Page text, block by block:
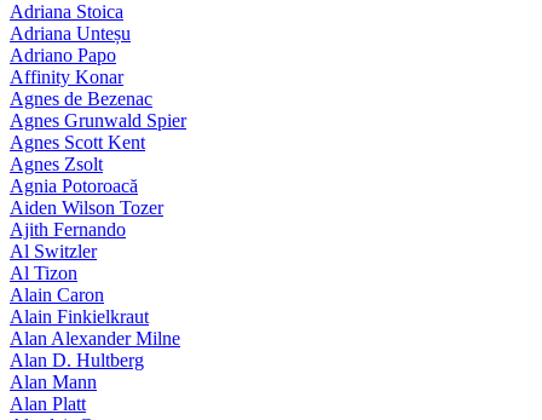
Adriana Stoica
Adriana Unteșu
Adriano Papo
Affinity Konar
Agnes de Bezenac
Agnes Grunwald Spier
Agnes Scott Kent
Agnes Zsolt
Agnia Potoroacă
Aiden Wilson Tozer
Ajith Fernando
Al Switzler
Al Tizon
Alain Caron
Alain Finkielkraut
Alan Alexander Milne
Alan D. Hultberg
Alan Mann
Alan Platt